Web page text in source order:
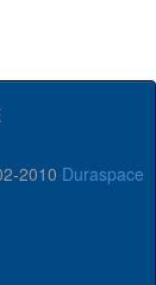
2010 Duraspace